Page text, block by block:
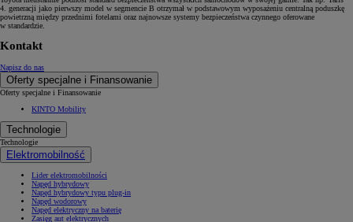
4. generacji jako pierwszy model w segmencie B otrzymał w podstawowym wyposażeniu centralną poduszkę
powietrzną między przednimi fotelami oraz najnowsze systemy bezpieczeństwa czynnego oferowane
w standardzie.
Kontakt
Napisz do nas
Oferty specjalne i Finansowanie
Oferty specjalne i Finansowanie
KINTO Mobility
Technologie
Technologie
Elektromobilność
Lider elektromobilności
Napęd hybrydowy
Napęd hybrydowy typu plug-in
Napęd wodorowy
Napęd elektryczny na baterię
Zasięg aut elektrycznych